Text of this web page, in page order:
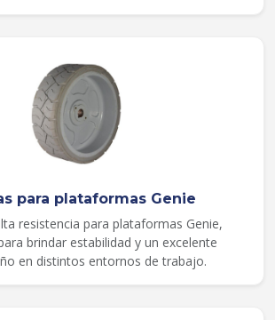
para plataformas Genie
resistencia para plataformas Genie,
brindar estabilidad y un excelente
en distintos entornos de trabajo.